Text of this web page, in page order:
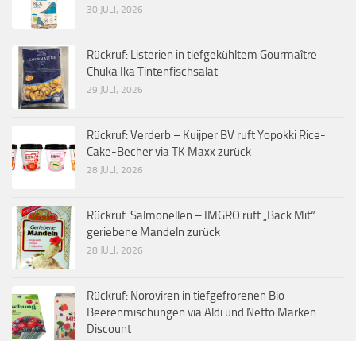
30 JULI, 2026
Rückruf: Listerien in tiefgekühltem Gourmaître
Chuka Ika Tintenfischsalat
29 JULI, 2026
Rückruf: Verderb – Kuijper BV ruft Yopokki Rice-
Cake-Becher via TK Maxx zurück
28 JULI, 2026
Rückruf: Salmonellen – IMGRO ruft „Back Mit“
geriebene Mandeln zurück
28 JULI, 2026
Rückruf: Noroviren in tiefgefrorenen Bio
Beerenmischungen via Aldi und Netto Marken
Discount